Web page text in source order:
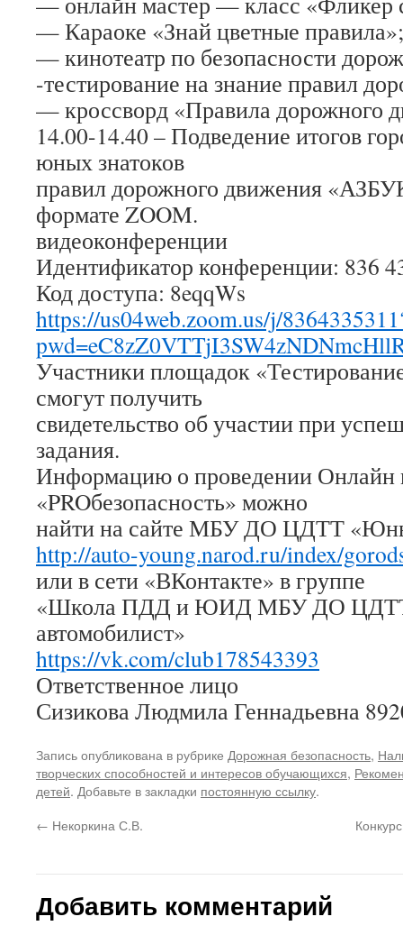
— Караоке «Знай цветные правила»;
— кинотеатр по безопасности
-тестирование на знание правил
— кроссворд «Правила дорожного
14.00-14.40 – Подведение итогов
юных знатоков
правил дорожного движения
формате ZOOM.
видеоконференции
Идентификатор конференции: 836
Код доступа: 8eqqWs
https://us04web.zoom.us/j/
Участники площадок
смогут получить
свидетельство об участии при
задания.
Информацию о проведении Онлайн
«PROбезопасность» можно
найти на сайте МБУ ДО ЦДТТ
http://auto-young.narod.ru/index/
или в сети «ВКонтакте» в группе
«Школа ПДД и ЮИД МБУ ДО
автомобилист»
https://vk.com/club178543393
Ответственное лицо
Сизикова Людмила Геннадьевна
Запись опубликована в рубрике Дорожная безопасность,
творческих способностей и интересов обучающихся,
детей. Добавьте в закладки постоянную ссылку.
← Некоркина С.В.
Добавить комментарий